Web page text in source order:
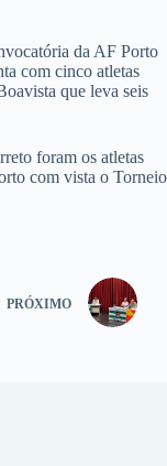
da AF Porto
com cinco atletas
que leva seis
foram os atletas
com vista o Torneio
PRÓXIMO